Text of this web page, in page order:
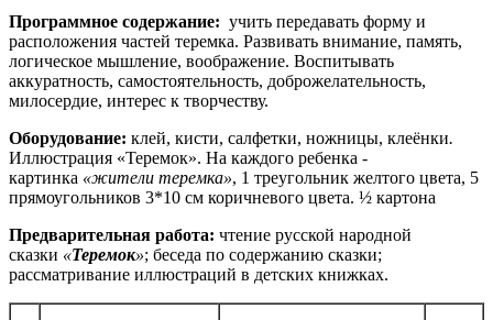
Программное содержание: учить передавать форму и
расположения частей теремка. Развивать внимание, память,
логическое мышление, воображение. Воспитывать
аккуратность, самостоятельность, доброжелательность,
милосердие, интерес к творчеству.
Оборудование: клей, кисти, салфетки, ножницы, клеёнки.
Иллюстрация «Теремок». На каждого ребенка -
картинка «жители теремка», 1 треугольник желтого цвета, 5
прямоугольников 3*10 см коричневого цвета. ½ картона
Предварительная работа: чтение русской народной
сказки «Теремок»; беседа по содержанию сказки;
рассматривание иллюстраций в детских книжках.